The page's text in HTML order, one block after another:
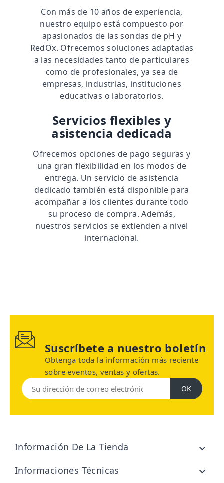
Con más de 10 años de experiencia,
nuestro equipo está compuesto por
apasionados de las sondas de pH y
RedOx. Ofrecemos soluciones adaptadas
a las necesidades tanto de particulares
como de profesionales, ya sea de
empresas, industrias, instituciones
educativas o laboratorios.
Servicios flexibles y
asistencia dedicada
Ofrecemos opciones de pago seguras y
una gran flexibilidad en los modos de
entrega. Un servicio de asistencia
dedicado también está disponible para
acompañar a los clientes durante todo
su proceso de compra. Además,
nuestros servicios se extienden a nivel
internacional.
Suscríbete a nuestro boletín
Obtenga toda la información más reciente
sobre eventos, ventas y ofertas.
Información De La Tienda

Informaciones Técnicas
